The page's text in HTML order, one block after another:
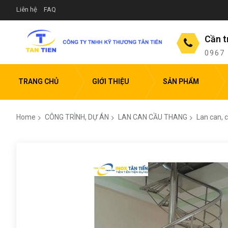
Liên hệ FAQ
Cần
0967
TRANG CHỦ GIỚI THIỆU SẢN PHẨM
Home CÔNG TRÌNH, DỰ ÁN LAN CAN CẦU THANG Lan can,